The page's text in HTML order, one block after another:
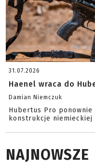
31.07.2026
Haenel wraca do
Damian Niemczuk
Hubertus Pro
konstrukcje niemieckiej
NAJNOWSZE